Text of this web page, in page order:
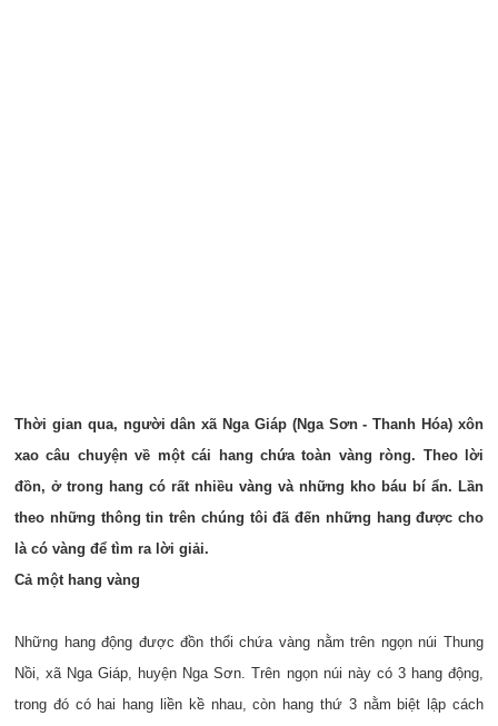
Thời gian qua, người dân xã Nga Giáp (Nga Sơn - Thanh Hóa) xôn
xao câu chuyện về một cái hang chứa toàn vàng ròng. Theo lời
đồn, ở trong hang có rất nhiều vàng và những kho báu bí ẩn. Lần
theo những thông tin trên chúng tôi đã đến những hang được cho
là có vàng để tìm ra lời giải.
Cả một hang vàng
Những hang động được đồn thổi chứa vàng nằm trên ngọn núi Thung
Nồi, xã Nga Giáp, huyện Nga Sơn. Trên ngọn núi này có 3 hang động,
trong đó có hai hang liền kề nhau, còn hang thứ 3 nằm biệt lập cách